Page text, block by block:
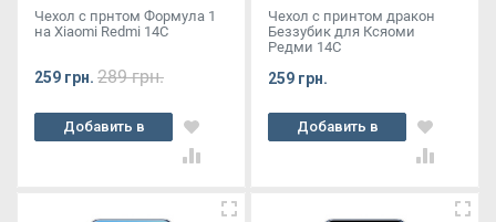
Чехол с прнтом Формула 1
на Xiaomi Redmi 14C
259 грн. 289 грн.
Добавить в
корзину
Чехол с принтом дракон
Беззубик для Ксяоми
Редми 14С
259 грн.
Добавить в
корзину